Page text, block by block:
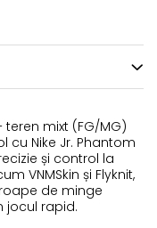
mixt (FG/MG)
cu Nike Jr. Phantom
și control la
VNMSkin și Flyknit,
de minge
jocul rapid.